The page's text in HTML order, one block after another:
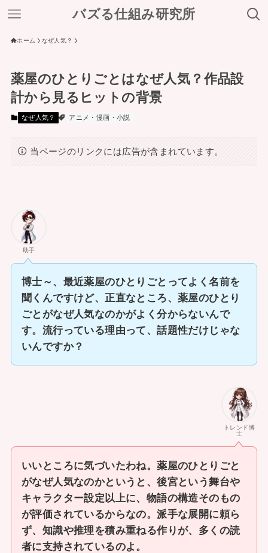
バズる仕組み研究所
ホーム なぜ人気？
薬屋のひとりごとはなぜ人気？作品設
計から見るヒットの背景
なぜ人気？ アニメ・漫画・小説
当ページのリンクには広告が含まれています。
助手
博士～、最近薬屋のひとりごとってよく名前を
聞くんですけど、正直なところ、薬屋のひとり
ごとがなぜ人気なのかがよく分からないんで
す。流行っている理由って、話題性だけじゃな
いんですか？
トレンド博
士
いいところに気づいたわね。薬屋のひとりごと
がなぜ人気なのかというと、後宮という舞台や
キャラクター設定以上に、物語の構造そのもの
が評価されているからなの。派手な展開に頼ら
ず、知識や推理を積み重ねる作りが、多くの読
者に支持されているのよ。